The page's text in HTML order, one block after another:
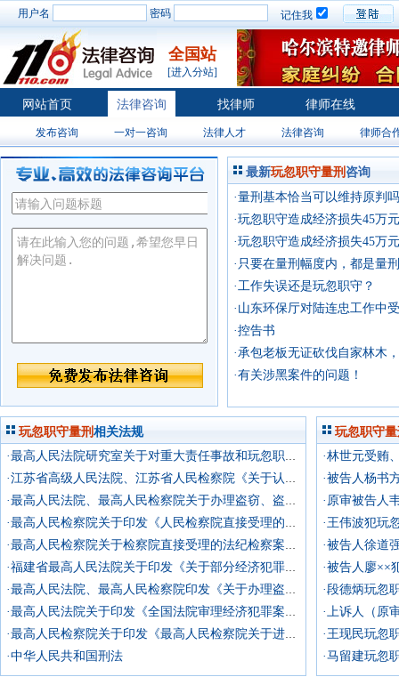
用户名 密码 记住我
全国站
[进入分站]
网站首页 法律咨询 找律师 律师在线
发布咨询 一对一咨询 法律人才 法律咨询 律师合
最新玩忽职守量刑 咨询
·量刑基本恰当可以维持原判
·玩忽职守造成经济损失45万
·玩忽职守造成经济损失45万
·只要在量刑幅度内，都是量
·工作失误还是玩忽职守？
·山东环保厅对陆连忠工作中
定，包庇、窝藏两个犯罪嫌疑
·控告书
·承包老板无证砍伐自家林木
·有关涉黑案件的问题！
玩忽职守量刑 相关法规
·最高人民法院研究室关于对重大责任事故和玩忽职守案件造成经济损失需追究刑事责任的数额标准应否做出规定问题的电话答复
·江苏省高级人民法院、江苏省人民检察院《关于认定滥用职权、玩忽职守犯罪所造成的经济损失的意见》
·最高人民法院、最高人民检察院关于办理盗窃、盗掘、非法经营和走私文物的案件具体应用法律的若干问题的解释
·最高人民检察院关于印发《人民检察院直接受理的经济检察案件立案标准的规定（试行）》《人民检察院直接受理的法纪检察案件立案标准的规定（试行）》
·最高人民检察院关于检察院直接受理的法纪检察案件立案标准的规定（试行）
·福建省最高人民法院关于印发《关于部分经济犯罪、渎职犯罪案件数额幅度及情节认定问题的座谈纪要》的通知
·最高人民法院、最高人民检察院印发《关于办理盗伐滥伐林木案件应用法律的几个问题的解释》的通知
·最高人民法院关于印发《全国法院审理经济犯罪案件工作座谈会纪要》的通知
·最高人民检察院关于印发《最高人民检察院关于进一步加强公诉工作强化法律监督的意见》的通知
·中华人民共和国刑法
玩忽职守
·原审被告人
·王伟波犯玩
·被告人徐道
·段德炳玩忽
·上诉人（原
·王现民玩忽
·马留建玩忽